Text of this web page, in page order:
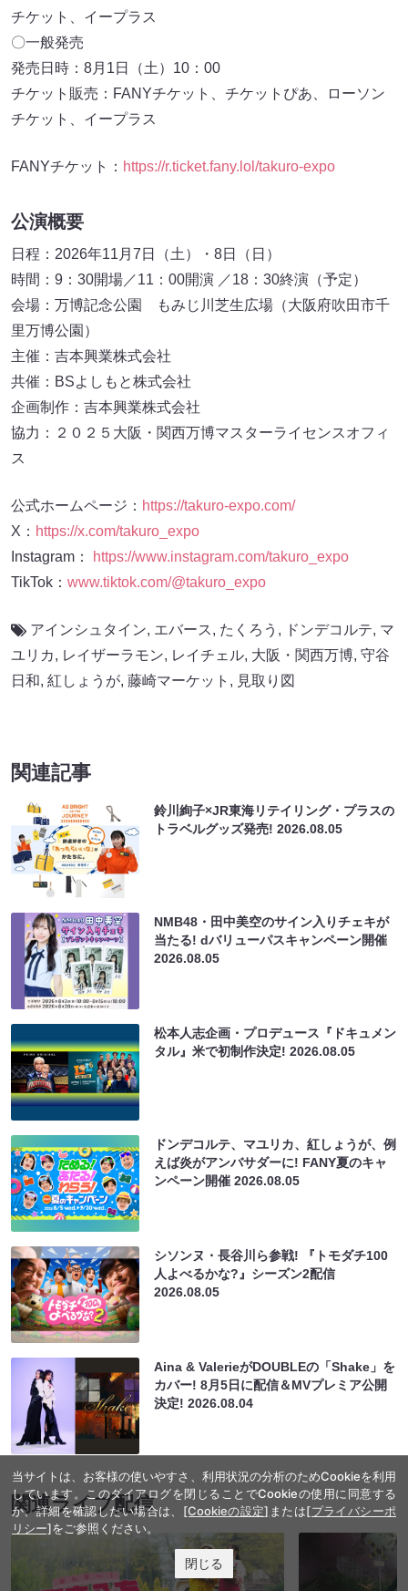
チケット、イープラス
〇一般発売
発売日時：8月1日（土）10：00
チケット販売：FANYチケット、チケットぴあ、ローソン
チケット、イープラス
FANYチケット： https://r.ticket.fany.lol/takuro-expo
公演概要
日程：2026年11月7日（土）・8日（日）
時間：9：30開場／11：00開演 ／18：30終演（予定）
会場：万博記念公園 もみじ川芝生広場（大阪府吹田市千
里万博公園）
主催：吉本興業株式会社
共催：BSよしもと株式会社
企画制作：吉本興業株式会社
協力：２０２５大阪・関西万博マスターライセンスオフィ
ス
公式ホームページ： https://takuro-expo.com/
X： https://x.com/takuro_expo
Instagram：
https://www.instagram.com/takuro_expo
TikTok： www.tiktok.com/@takuro_expo
アインシュタイン, エバース, たくろう , ドンデコルテ, マ
ユリカ, レイザーラモン, レイチェル, 大阪・関西万博, 守谷
日和, 紅しょうが, 藤崎マーケット , 見取り図
関連記事
鈴川絢子×JR東海リテイリング・プラスの
トラベルグッズ発売!2026.08.05
NMB48・田中美空のサイン入りチェキが
当たる! dバリューパスキャンペーン開催
2026.08.05
松本人志企画・プロデュース『ドキュメン
タル』米で初制作決定!2026.08.05
ドンデコルテ、マユリカ、紅しょうが、例
えば炎がアンバサダーに! FANY夏のキャ
ンペーン開催2026.08.05
シソンヌ・長谷川ら参戦! 『トモダチ100
人よべるかな?』シーズン2配信
2026.08.05
Aina & ValerieがDOUBLEの「Shake」を
カバー! 8月5日に配信＆MVプレミア公開
決定!2026.08.04
関連ライブ配信
当サイトは、お客様の使いやすさ、利用状況の分析のためCookieを利用
しています。このダイアログを閉じることでCookieの使用に同意する
か、詳細を確認したい場合は、 [Cookieの設定] または[プライバシーポ
リシー]をご参照ください。
閉じる